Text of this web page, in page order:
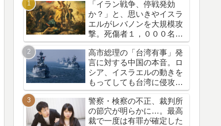
「イラン戦争、停戦発効
か？」と、思いきやイスラ
エルがレバノンを大規模攻
撃。死傷者１，０００名
超。悪の枢軸はどこだ？ト
ランプの資源横取り作戦
高市総理の「台湾有事」発
言に対する中国の本音。ロ
シア、イスラエルの動きを
もってしても台湾に侵攻し
なかった中国のメンツ
警察・検察の不正、裁判所
の節穴が明らかに…。最高
裁で一度は有罪が確定した